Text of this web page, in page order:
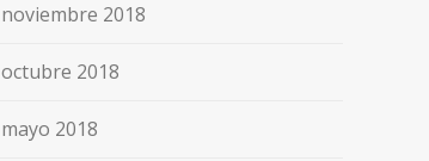
noviembre 2018
octubre 2018
mayo 2018